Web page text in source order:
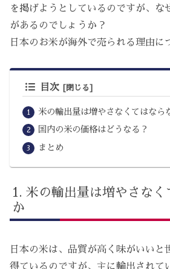
を掲げようとしているのですが、な
があるのでしょうか？
日本のお米が海外で売られる理由に
目次
米の輸出量は増やさなくてはなら
国内の米の価格はどうなる？
まとめ
米の輸出量は増やさなく
か
日本の米は、品質が高く味がいいと
得ているのですが、主に輸出されて